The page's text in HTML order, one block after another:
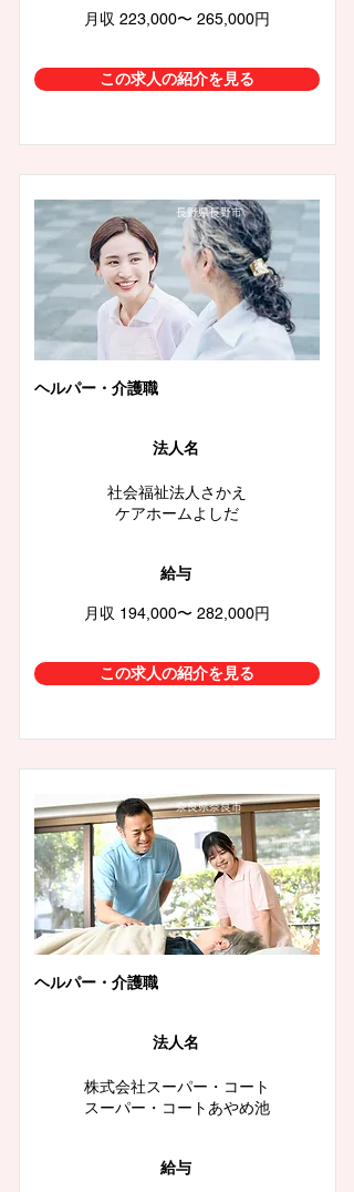
月収 223,000〜 265,000円
この求人の紹介を見る
長野県長野市
ヘルパー・介護職
法人名
社会福祉法人さかえ
ケアホームよしだ
給与
月収 194,000〜 282,000円
この求人の紹介を見る
奈良県奈良市
ヘルパー・介護職
法人名
株式会社スーパー・コート
スーパー・コートあやめ池
給与